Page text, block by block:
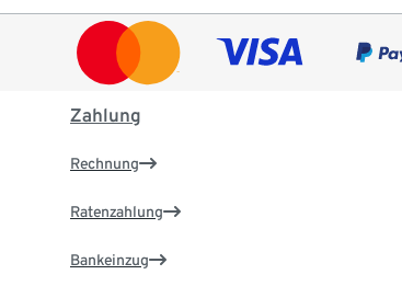
Zahlung
Rechnung
Ratenzahlung
Bankeinzug